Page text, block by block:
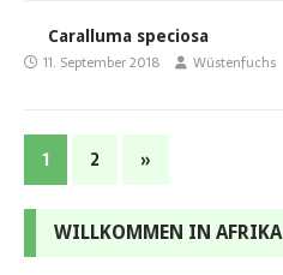
Caralluma speciosa
11. September 2018 Wüstenfuchs
1 2 »
WILLKOMMEN IN AFRIKA